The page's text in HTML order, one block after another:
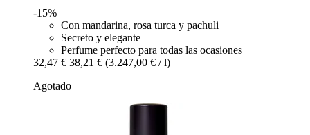
-15%
Con mandarina, rosa turca y pachuli
Secreto y elegante
Perfume perfecto para todas las ocasiones
32,47 € 38,21 € (3.247,00 € / l)
Agotado